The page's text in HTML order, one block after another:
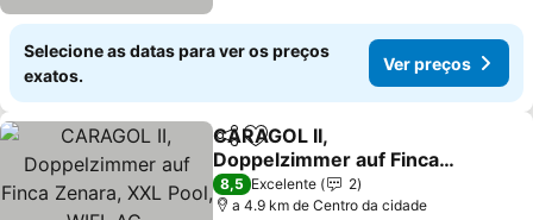
Selecione as datas para ver os preços
exatos.
Ver preços
PartilharAdicionar aos favoritos
CARAGOL II,
Doppelzimmer auf Finca
Zenara, XXL Pool, WIFI,
AC, Gemeinschaftsküche,
Ver preços
8,5 Excelente
2
a 4.9 km de Centro da cidade